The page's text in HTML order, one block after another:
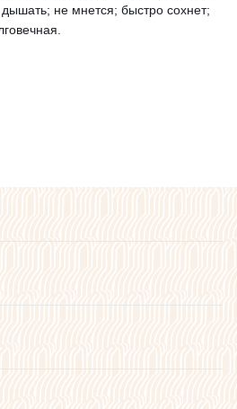
не мнется; быстро сохнет;